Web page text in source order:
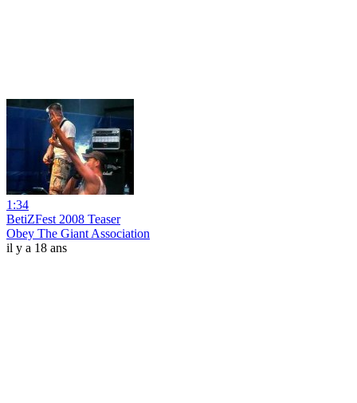
1:34
BetiZFest 2008 Teaser
Obey The Giant Association
il y a 18 ans